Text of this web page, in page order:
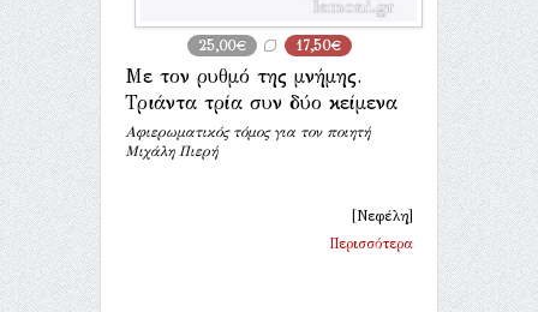
25,00€ 17,50€
Με τον ρυθμό της μνήμης.
Τριάντα τρία συν δύο κείμενα
Αφιερωματικός τόμος για τον ποιητή
Μιχάλη Πιερή
[Νεφέλη]
Περισσότερα